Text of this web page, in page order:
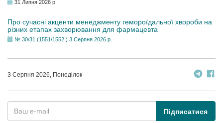
31 Липня 2026 р.
Про сучасні акценти менеджменту гемороїдальної хвороби на
різних етапах захворювання для фармацевта
№ 30/31 (1551/1552 ) 3 Серпня 2026 р.
3 Серпня 2026, Понеділок
Підписатися